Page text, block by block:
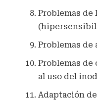
Problemas
Problemas de
Problemas de
al uso del
Adaptación